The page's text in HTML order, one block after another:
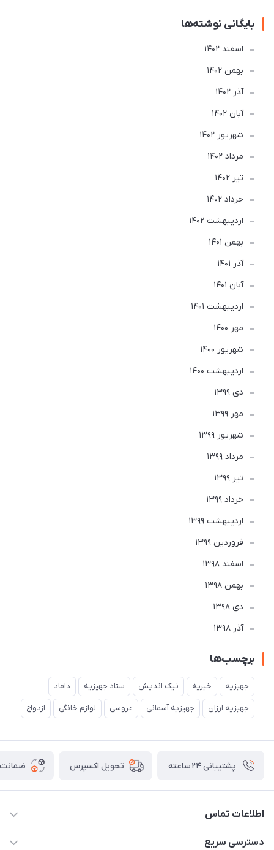
بایگانی نوشته‌ها
اسفند 1402
بهمن 1402
آذر 1402
آبان 1402
شهریور 1402
مرداد 1402
تير 1402
خرداد 1402
ارديبهشت 1402
بهمن 1401
آذر 1401
آبان 1401
ارديبهشت 1401
مهر 1400
شهریور 1400
ارديبهشت 1400
دی 1399
مهر 1399
شهریور 1399
مرداد 1399
تير 1399
خرداد 1399
ارديبهشت 1399
فروردین 1399
اسفند 1398
بهمن 1398
دی 1398
آذر 1398
برچسب‌ها
جهیزیه خیریه نیک اندیش ستاد جهیزیه داماد
جهیزیه ارزان جهیزیه آسمانی عروسی لوازم خانگی ازدواج
پشتیبانی ۲۴ ساعته تحویل اکسپرس ضمانت
اطلاعات تماس
02177111474
دسترسی سریع